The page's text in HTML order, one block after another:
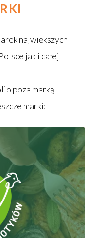
największych
jak i całej
poza marką
marki: